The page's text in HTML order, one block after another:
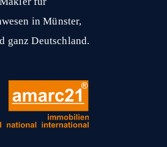
in Münster,
ganz Deutschland.